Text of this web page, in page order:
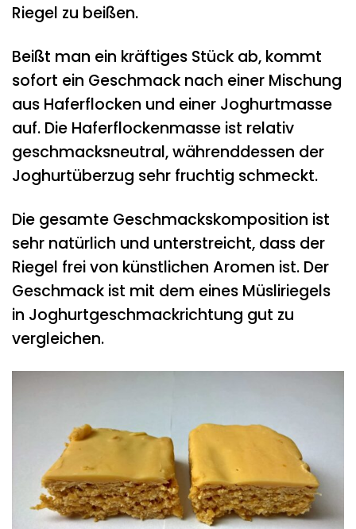
Riegel zu beißen.
Beißt man ein kräftiges Stück ab, kommt
sofort ein Geschmack nach einer Mischung
aus Haferflocken und einer Joghurtmasse
auf. Die Haferflockenmasse ist relativ
geschmacksneutral, währenddessen der
Joghurtüberzug sehr fruchtig schmeckt.
Die gesamte Geschmackskomposition ist
sehr natürlich und unterstreicht, dass der
Riegel frei von künstlichen Aromen ist. Der
Geschmack ist mit dem eines Müsliriegels
in Joghurtgeschmackrichtung gut zu
vergleichen.